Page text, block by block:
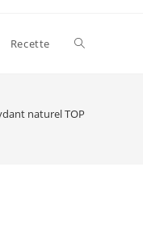
Recette Toggle
naturel TOP